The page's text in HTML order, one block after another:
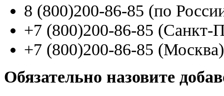
8 (800)200-86-85 (по
+7 (800)200-86-85 (Санкт-
+7 (800)200-86-85 (Москва)
Обязательно назовите